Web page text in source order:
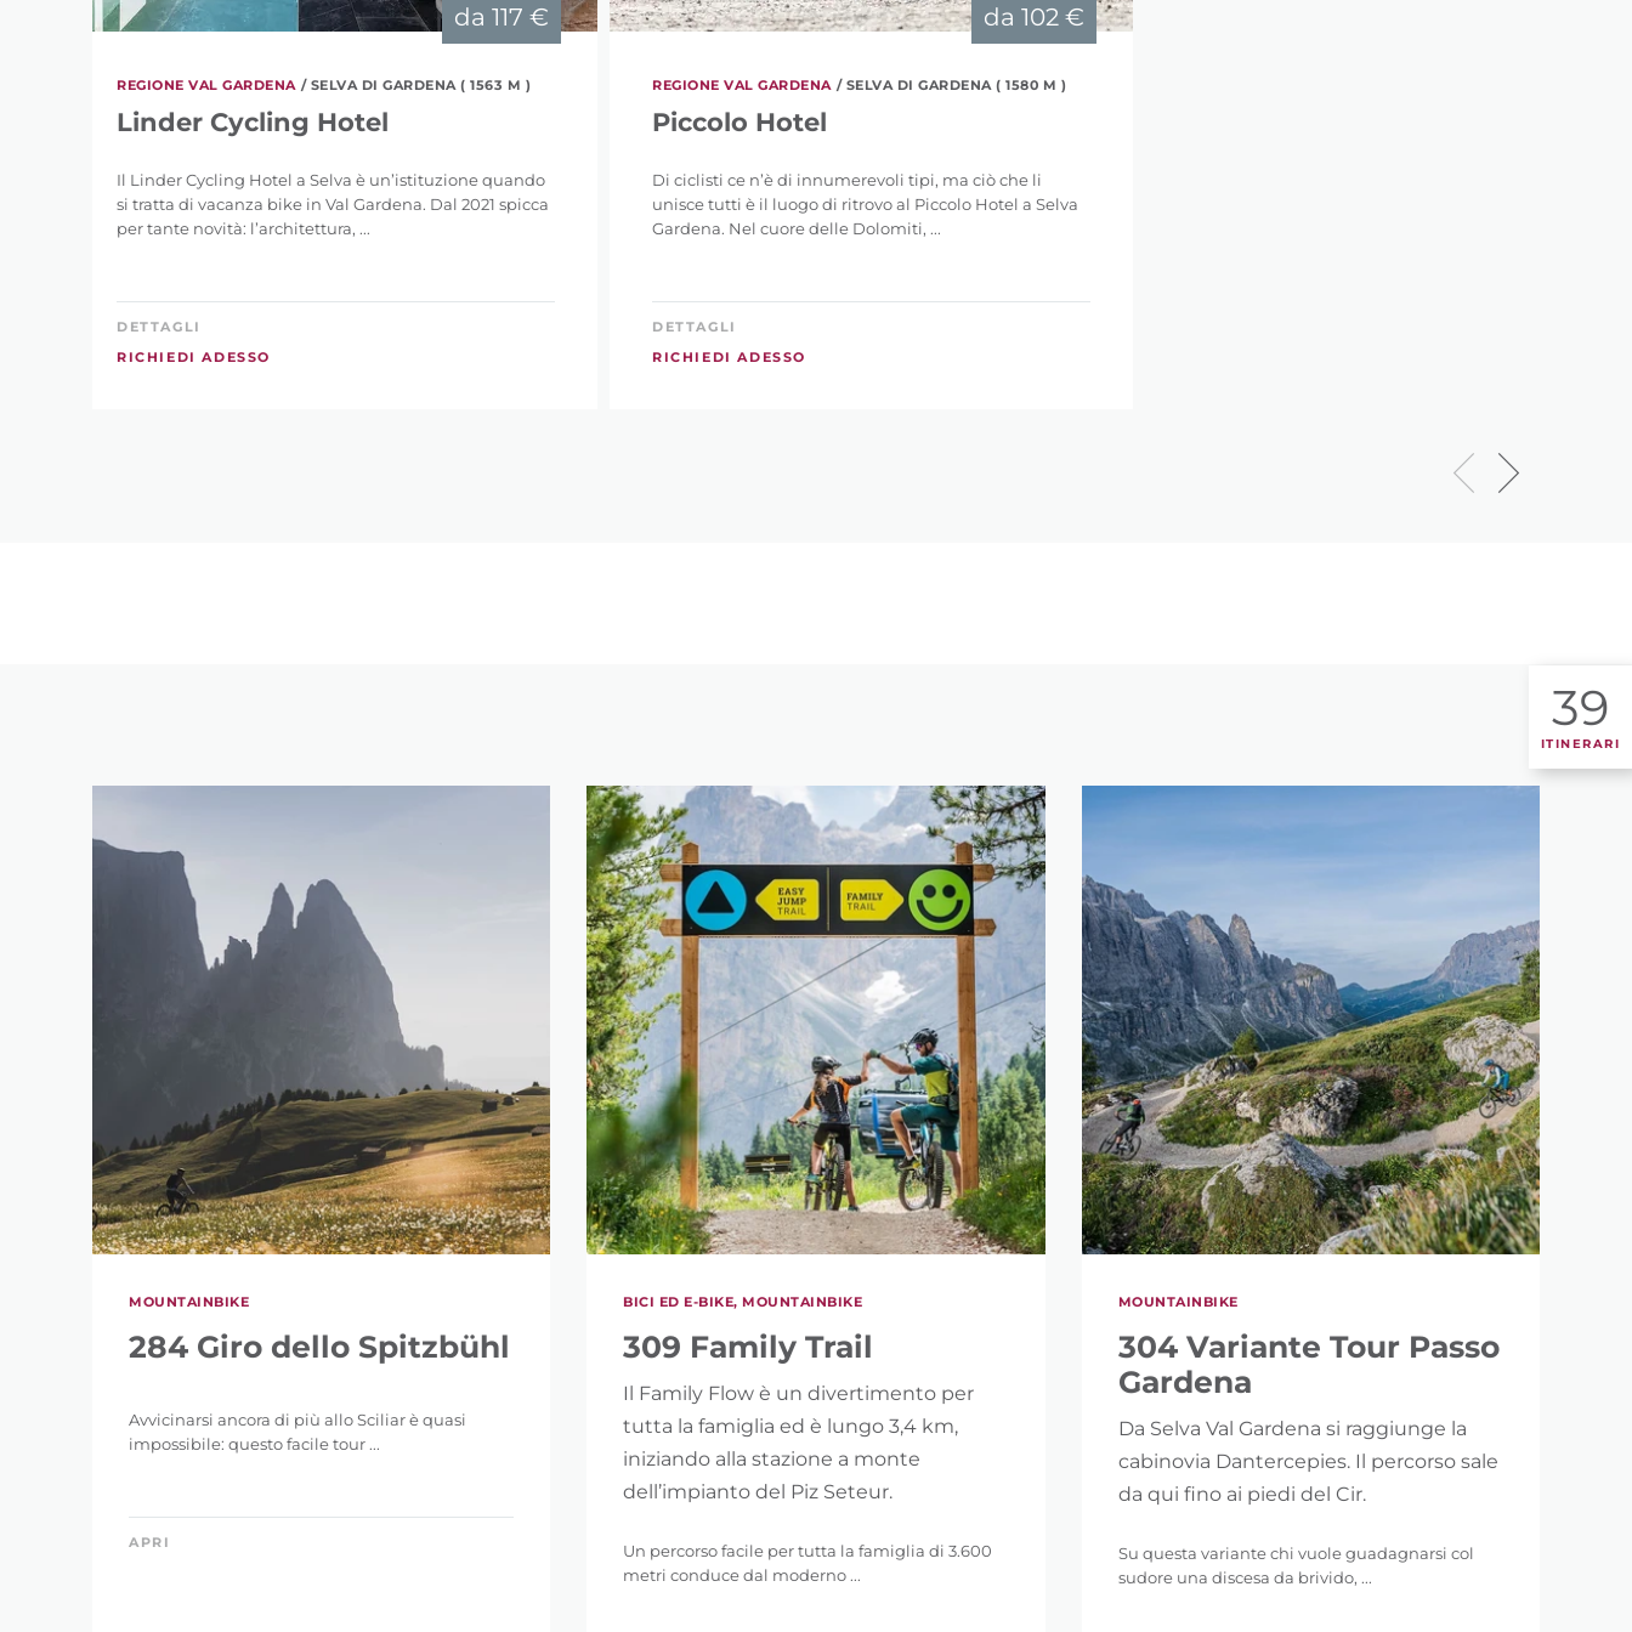
da 117 €
REGIONE VAL GARDENA / SELVA DI GARDENA ( 1563 M )
Linder Cycling Hotel
Il Linder Cycling Hotel a Selva è un’istituzione quando
si tratta di vacanza bike in Val Gardena. Dal 2021 spicca
per tante novità: l’architettura, ...
DETTAGLI
RICHIEDI ADESSO
da 102 €
REGIONE VAL GARDENA / SELVA DI GARDENA ( 1580 M )
Piccolo Hotel
Di ciclisti ce n’è di innumerevoli tipi, ma ciò che li
unisce tutti è il luogo di ritrovo al Piccolo Hotel a Selva
Gardena. Nel cuore delle Dolomiti, ...
DETTAGLI
RICHIEDI ADESSO
39
ITINERARI
MOUNTAINBIKE
284 Giro dello Spitzbühl
Avvicinarsi ancora di più allo Sciliar è quasi
impossibile: questo facile tour ...
APRI
BICI ED E-BIKE, MOUNTAINBIKE
309 Family Trail
Il Family Flow è un divertimento per
tutta la famiglia ed è lungo 3,4 km,
iniziando alla stazione a monte
dell’impianto del Piz Seteur.
Un percorso facile per tutta la famiglia di 3.600
metri conduce dal moderno ...
MOUNTAINBIKE
304 Variante Tour Passo
Gardena
Da Selva Val Gardena si raggiunge la
cabinovia Dantercepies. Il percorso sale
da qui fino ai piedi del Cir.
Su questa variante chi vuole guadagnarsi col
sudore una discesa da brivido, ...